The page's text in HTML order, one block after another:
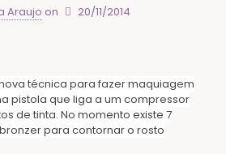
Araujo on 20/11/2014
técnica para fazer maquiagem
pistola que liga a um compressor
de tinta. No momento existe 7
para contornar o rosto